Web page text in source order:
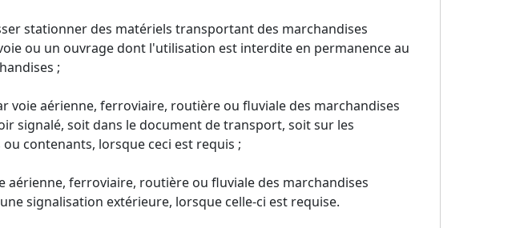
stationner des matériels transportant des marchandises
ou un ouvrage dont l'utilisation est interdite en permanence au
;
voie aérienne, ferroviaire, routière ou fluviale des marchandises
signalé, soit dans le document de transport, soit sur les
contenants, lorsque ceci est requis ;
aérienne, ferroviaire, routière ou fluviale des marchandises
signalisation extérieure, lorsque celle-ci est requise.